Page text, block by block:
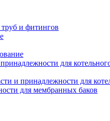
и фитингов
для
и принадлежности для
для мембранных баков